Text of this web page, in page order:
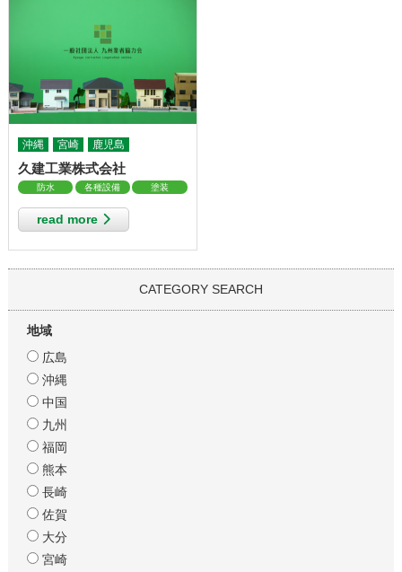
CATEGORY SEARCH
地域
広島
沖縄
中国
九州
福岡
熊本
長崎
佐賀
大分
宮崎
沖縄 宮崎 鹿児島
久建工業株式会社
防水 各種設備 塗装
read more